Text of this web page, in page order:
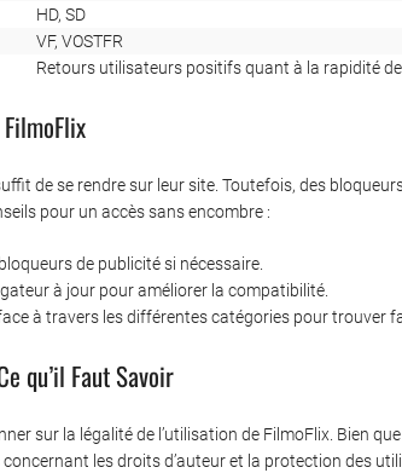
HD, SD
VF, VOSTFR
Retours utilisateurs positifs quant à la rapidité
de se rendre sur leur site. Toutefois, des
pour un accès sans encombre :
de publicité si nécessaire.
à jour pour améliorer la compatibilité.
à travers les différentes catégories pour trouver
qu’il Faut Savoir
sur la légalité de l’utilisation de FilmoFlix. Bien
les droits d’auteur et la protection des